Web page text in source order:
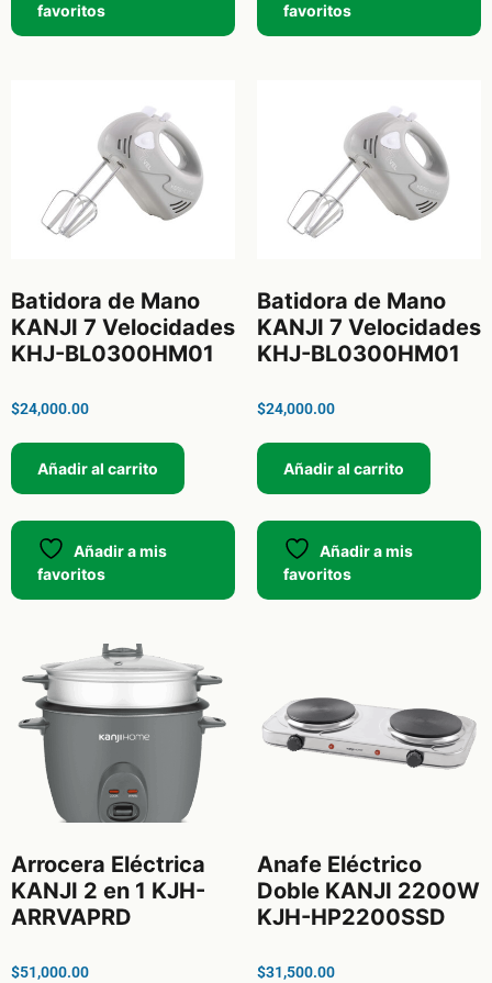
favoritos
favoritos
Batidora de Mano
KANJI 7 Velocidades
KHJ-BL0300HM01
$24,000.00
Añadir al carrito
Añadir a mis
favoritos
Batidora de Mano
KANJI 7 Velocidades
KHJ-BL0300HM01
$24,000.00
Añadir al carrito
Añadir a mis
favoritos
Arrocera Eléctrica
KANJI 2 en 1 KJH-
ARRVAPRD
$51,000.00
Anafe Eléctrico
Doble KANJI 2200W
KJH-HP2200SSD
$31,500.00